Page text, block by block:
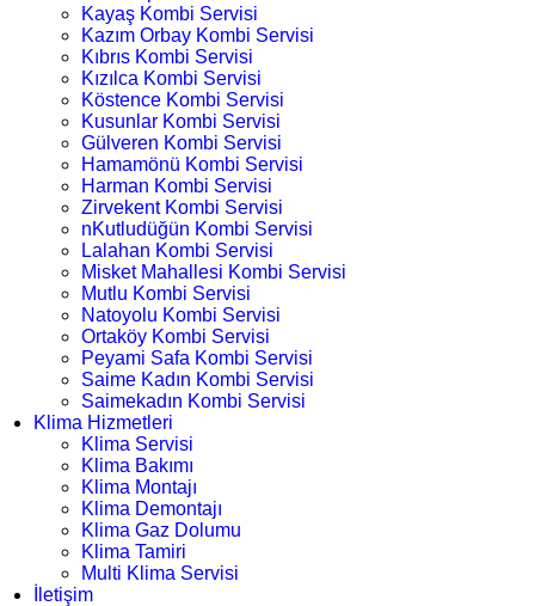
Kayaş Kombi Servisi
Kazım Orbay Kombi Servisi
Kıbrıs Kombi Servisi
Kızılca Kombi Servisi
Köstence Kombi Servisi
Kusunlar Kombi Servisi
Gülveren Kombi Servisi
Hamamönü Kombi Servisi
Harman Kombi Servisi
Zirvekent Kombi Servisi
nKutludüğün Kombi Servisi
Lalahan Kombi Servisi
Misket Mahallesi Kombi Servisi
Mutlu Kombi Servisi
Natoyolu Kombi Servisi
Ortaköy Kombi Servisi
Peyami Safa Kombi Servisi
Saime Kadın Kombi Servisi
Saimekadın Kombi Servisi
Klima Hizmetleri
Klima Servisi
Klima Bakımı
Klima Montajı
Klima Demontajı
Klima Gaz Dolumu
Klima Tamiri
Multi Klima Servisi
İletişim